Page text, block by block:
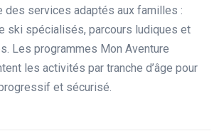
des services adaptés aux familles :
ski spécialisés, parcours ludiques et
Les programmes Mon Aventure
les activités par tranche d’âge pour
et sécurisé.